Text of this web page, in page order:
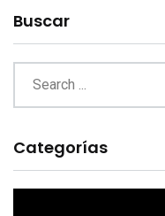
Buscar
Categorías